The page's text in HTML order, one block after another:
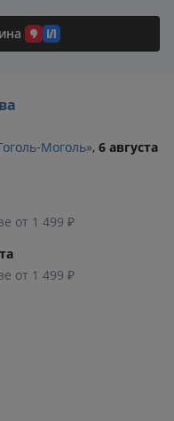
, 6 августа
от 1 499 ₽
от 1 499 ₽